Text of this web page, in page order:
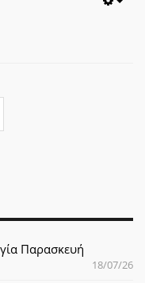
Παρασκευή
18/07/26